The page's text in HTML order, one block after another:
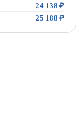
24 138 ₽
25 188 ₽